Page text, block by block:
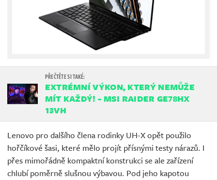
EXTRÉMNÍ VÝKON, KTERÝ NEMŮŽE
MÍT KAŽDÝ! - MSI RAIDER GE78HX
13VH
Lenovo pro dalšího člena rodinky UH-X opět použilo
hořčíkové šasi, které mělo projít přísnými testy nárazů. I
přes mimořádně kompaktní konstrukci se ale zařízení
chlubí poměrně slušnou výbavou. Pod jeho kapotou